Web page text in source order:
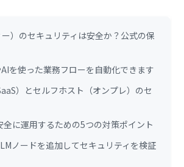
）のセキュリティは安全か？公式の保
を使った業務フローを自動化できます
）とセルフホスト（オンプレ）のセ
に運用するための5つの対策ポイント
ノードを追加してセキュリティを検証